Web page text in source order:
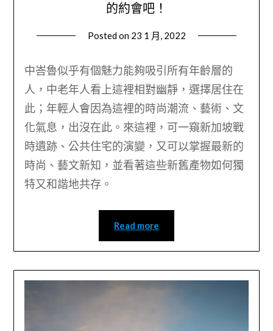
的約會吧！
Posted on 23 1 月, 2022
中峇魯似乎有個魅力能夠吸引所有年齡層的
人，中老年人看上這裡相對幽靜，選擇居住在
此；年輕人會因為這裡的時尚潮流、藝術、文
化氣息，出沒在此。來這裡，可一窺新加坡戰
時遺跡、公共住宅的演變，又可以掌握最新的
時尚、藝文新知，並看著這些新舊產物如何獨
特又和諧地共存。
Read more